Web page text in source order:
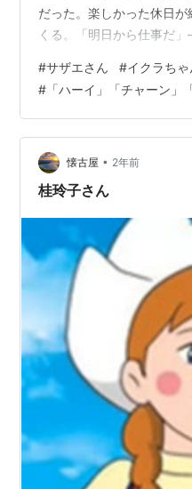
だった。楽しかった休日
くる。「明日から仕事だ
と、イクラちゃんの無邪気
のも事実だった。 先程、
子さんが亡くなられたと
www.sponichi.co.jp 「ハ
——たった三つの言葉。イ
ら、桂玲子さんはカツオの
#サザエさん #イクラちゃ
# 「ハーイ」「チャーン」
懐古屋 • 2年前
桂玲子さん